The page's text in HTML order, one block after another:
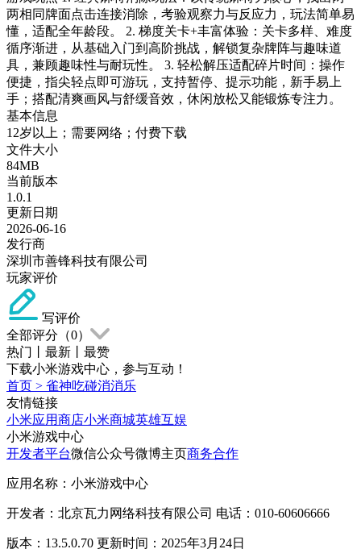
两相同牌面点击连接消除，考验观察力与反应力，玩法简单易
懂，适配全年龄段。 2. 梯度关卡+丰富体验：关卡多样、难度
循序渐进，从基础入门到高阶挑战，解锁复杂牌阵与趣味道
具，兼顾趣味性与耐玩性。 3. 轻松解压适配碎片时间：操作
便捷，指尖轻点即可游玩，支持暂停、提示功能，新手易上
手；搭配清爽画风与舒缓音效，休闲放松又能锻炼专注力。
基本信息
12岁以上；需要网络；付费下载
文件大小
84MB
当前版本
1.0.1
更新日期
2026-06-16
发行商
深圳市善锋科技有限公司
玩家评价
写评价
全部评分（0）
热门
最新
最赞
下载小米游戏中心，参与互动！
首页 > 雀神吃碰消消乐
友情链接
小米应用商店小米商城英雄互娱
小米游戏中心
开发者平台微信公众号微博主页商务合作
应用名称：小米游戏中心
开发者：北京瓦力网络科技有限公司 电话：010-60606666
版本：13.5.0.70 更新时间：2025年3月24日